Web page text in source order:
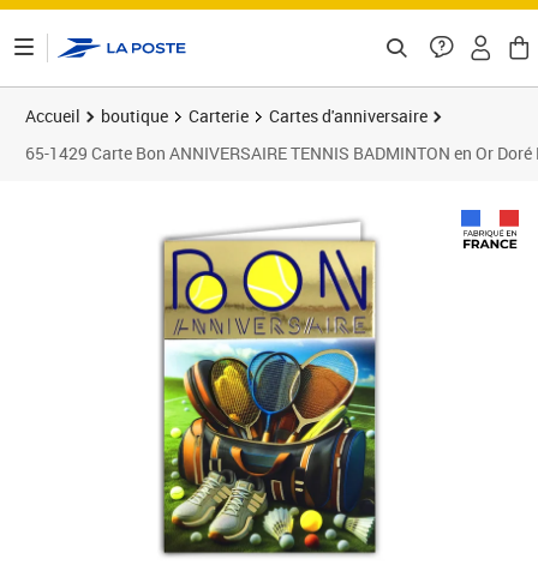
Accueil boutique Carterie
Cartes d'anniversaire
65-1429 Carte Bon ANNIVERSAIRE TENNIS BADMINTON en Or